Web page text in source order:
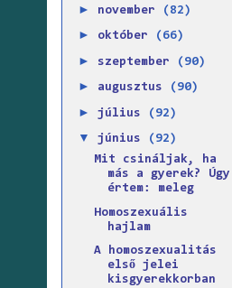
► november (82)
► október (66)
► szeptember (90)
► augusztus (90)
► július (92)
▼ június
(92)
Mit csináljak, ha
más a gyerek? Úgy
értem: meleg
Homoszexuális
hajlam
A homoszexualitás
első jelei
kisgyerekkorban